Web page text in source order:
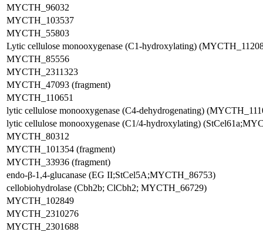
MYCTH_96032
MYCTH_103537
MYCTH_55803
Lytic cellulose monooxygenase (C1-hydroxylating)
MYCTH_85556
MYCTH_2311323
MYCTH_47093 (fragment)
MYCTH_110651
lytic cellulose monooxygenase (C4-dehydrogenating)
lytic cellulose monooxygenase (C1/4-hydroxylating)
MYCTH_80312
MYCTH_101354 (fragment)
MYCTH_33936 (fragment)
endo-β-1,4-glucanase (EG II;StCel5A;MYCTH_86753)
cellobiohydrolase (Cbh2b; ClCbh2; MYCTH_66729)
MYCTH_102849
MYCTH_2310276
MYCTH_2301688